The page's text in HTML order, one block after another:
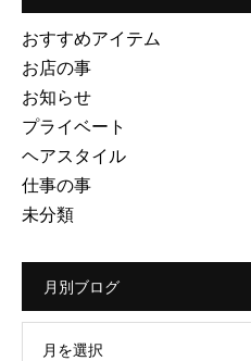
おすすめアイテム
お店の事
お知らせ
プライベート
ヘアスタイル
仕事の事
未分類
月別ブログ
月を選択